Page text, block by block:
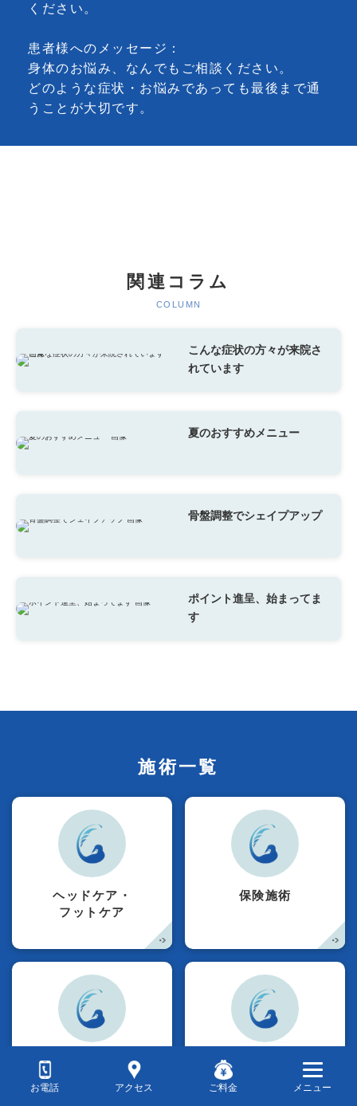
ください。
患者様へのメッセージ：
身体のお悩み、なんでもご相談ください。
どのような症状・お悩みであっても最後まで通
うことが大切です。
関連コラム
COLUMN
こんな症状の方々が来院さ
れています
夏のおすすめメニュー
骨盤調整でシェイプアップ
ポイント進呈、始まってま
す
施術一覧
ヘッドケア・
フットケア
保険施術
お電話 アクセス ご料金 メニュー